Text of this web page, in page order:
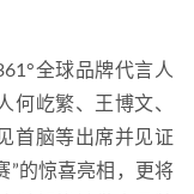
全球品牌代言人
何屹繁、王博文、
首脑等出席并见证
”的惊喜亮相，更将